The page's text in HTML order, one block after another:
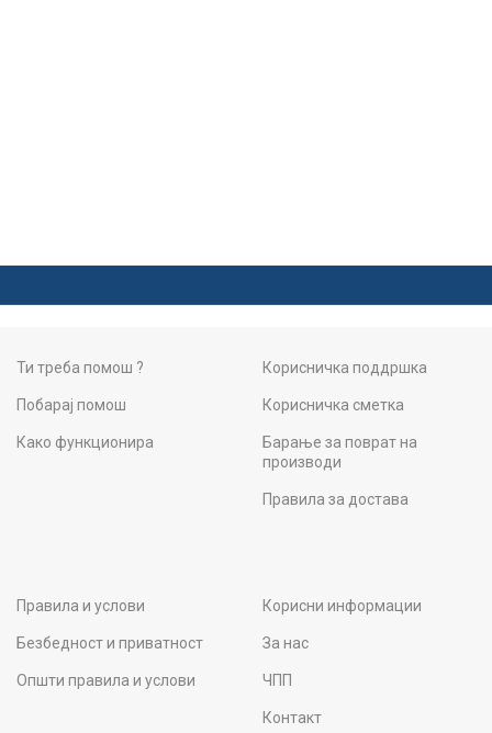
Ти треба помош ?
Побарај помош
Како функционира
Корисничка поддршка
Корисничка сметка
Барање за поврат на
производи
Правила за достава
Правила и услови
Безбедност и приватност
Општи правила и услови
Корисни информации
За нас
ЧПП
Контакт